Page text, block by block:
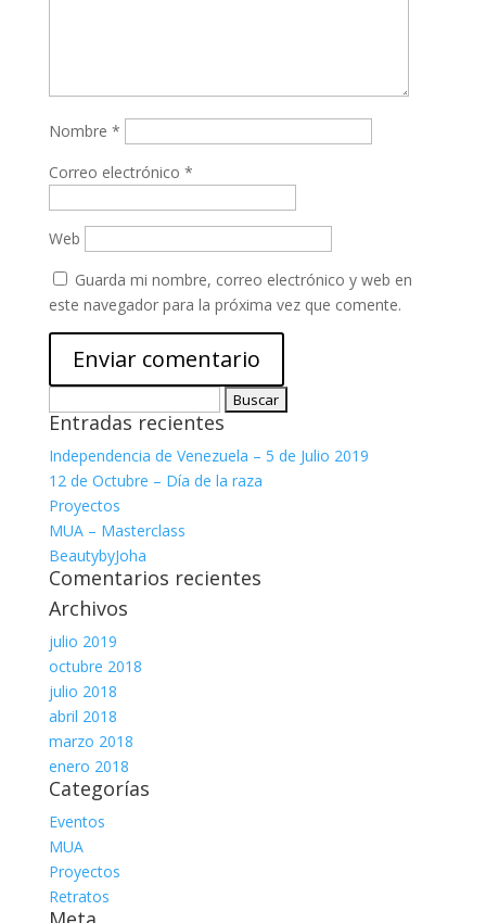
Nombre *
Correo electrónico *
Web
Guarda mi nombre, correo electrónico y web en
este navegador para la próxima vez que comente.
Entradas recientes
Independencia de Venezuela – 5 de Julio 2019
12 de Octubre – Día de la raza
Proyectos
MUA – Masterclass
BeautybyJoha
Comentarios recientes
Archivos
julio 2019
octubre 2018
julio 2018
abril 2018
marzo 2018
enero 2018
Categorías
Eventos
MUA
Proyectos
Retratos